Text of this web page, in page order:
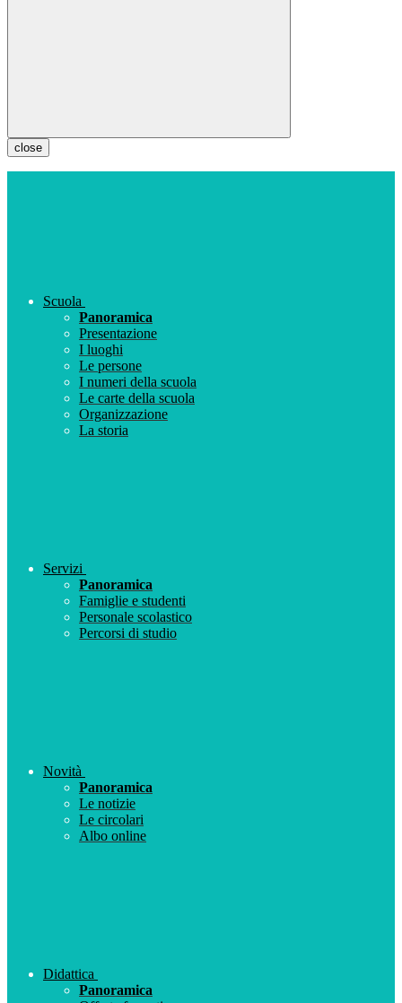
close
Scuola
Panoramica
Presentazione
I luoghi
Le persone
I numeri della scuola
Le carte della scuola
Organizzazione
La storia
Servizi
Panoramica
Famiglie e studenti
Personale scolastico
Percorsi di studio
Novità
Panoramica
Le notizie
Le circolari
Albo online
Didattica
Panoramica